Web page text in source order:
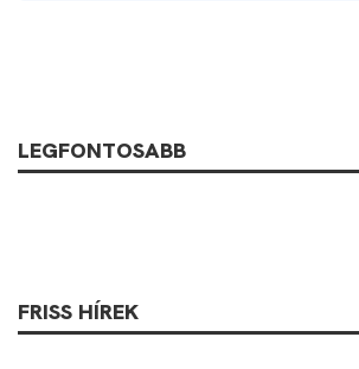
LEGFONTOSABB
FRISS HÍREK